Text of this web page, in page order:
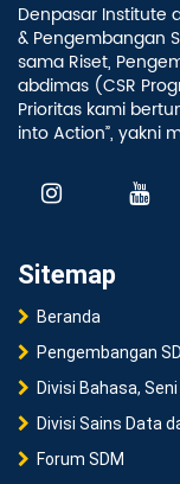
Denpasar Institute
& Pengembangan
sama Riset,
abdimas (CSR
Prioritas kami
into Action”, yakni
Sitemap
Beranda
Pengembangan
Divisi Bahasa,
Divisi Sains Data
Forum SDM